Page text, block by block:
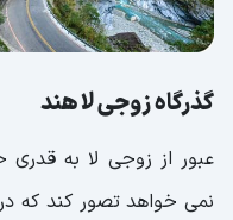
گذرگاه زوجی لا هند
عبور از زوجی لا به
نمی خواهد تصور کند که